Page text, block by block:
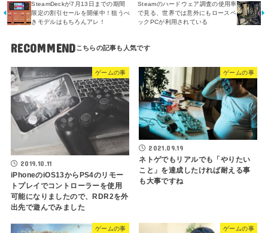
Steamのハードウェア調査の使用率
で見る、世界では意外にもロースペ
ックPCが利用されている
SteamDeckが7月13日までの期間
限定の割引セールを開催中！狙うべ
きモデルはもちろんアレ！
RECOMMEND
ゲームの事
2019.10.11
iPhoneのiOS13からPS4のリモー
トプレイでコントローラーを使用
可能になりましたので、RDR2を外
出先で遊んでみました
ゲームの事
2021.09.19
ネトゲでもリアルでも「やりたい
こと」を達成したければ耐える事
も大事ですね
ゲームの事 ゲームの事